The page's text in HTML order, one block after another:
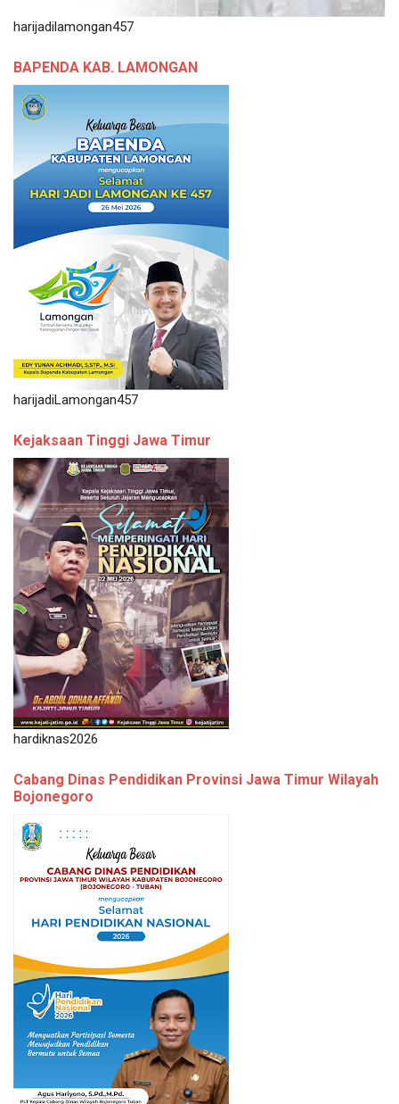
harijadilamongan457
BAPENDA KAB. LAMONGAN
harijadiLamongan457
Kejaksaan Tinggi Jawa Timur
hardiknas2026
Cabang Dinas Pendidikan Provinsi Jawa Timur Wilayah
Bojonegoro